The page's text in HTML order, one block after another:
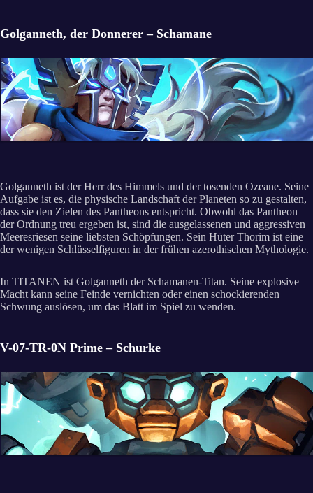
Golganneth, der Donnerer – Schamane
Golganneth ist der Herr des Himmels und der tosenden Ozeane. Seine
Aufgabe ist es, die physische Landschaft der Planeten so zu gestalten,
dass sie den Zielen des Pantheons entspricht. Obwohl das Pantheon
der Ordnung treu ergeben ist, sind die ausgelassenen und aggressiven
Meeresriesen seine liebsten Schöpfungen. Sein Hüter Thorim ist eine
der wenigen Schlüsselfiguren in der frühen azerothischen Mythologie.
In TITANEN ist Golganneth der Schamanen-Titan. Seine explosive
Macht kann seine Feinde vernichten oder einen schockierenden
Schwung auslösen, um das Blatt im Spiel zu wenden.
V-07-TR-0N Prime – Schurke